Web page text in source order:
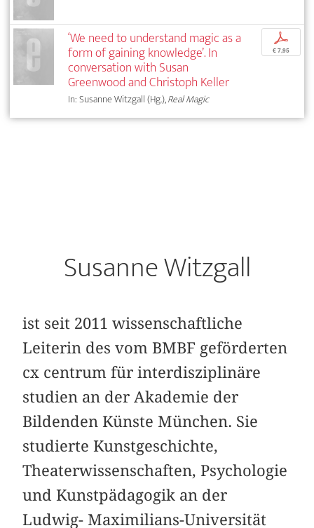
‘We need to understand magic as a
form of gaining knowledge’. In
conversation with Susan
Greenwood and Christoph Keller
In: Susanne Witzgall (Hg.),Real Magic
p
€ 7,95
Susanne Witzgall
ist seit 2011 wissenschaftliche
Leiterin des vom BMBF geförderten
cx centrum für interdisziplinäre
studien an der Akademie der
Bildenden Künste München. Sie
studierte Kunstgeschichte,
Theaterwissenschaften, Psychologie
und Kunstpädagogik an der
Ludwig- Maximilians-Universität